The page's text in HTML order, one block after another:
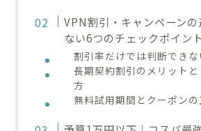
VPN割引・キャンペーン
ない6つのチェックポイント
割引率だけでは判断できな
長期契約割引のメリット
方
無料試用期間とクーポン